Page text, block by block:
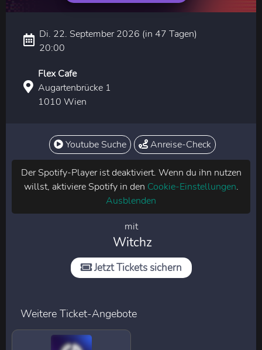
Di. 22. September 2026 (in 47 Tagen)
20:00
Flex Cafe
Augartenbrücke 1
1010 Wien
Youtube Suche Anreise-Check
Der Spotify-Player ist deaktiviert. Wenn du ihn nutzen
willst, aktiviere Spotify in den Cookie-Einstellungen.
Ausblenden
mit
Witchz
Jetzt Tickets sichern
Weitere Ticket-Angebote